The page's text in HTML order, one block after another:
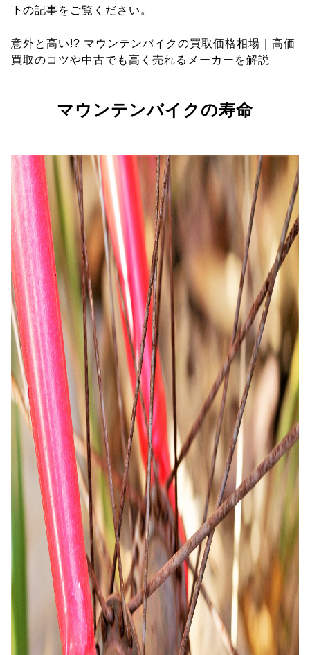
下の記事をご覧ください。
意外と高い!? マウンテンバイクの買取価格相場｜高価
買取のコツや中古でも高く売れるメーカーを解説
マウンテンバイクの寿命